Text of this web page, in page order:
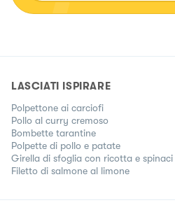
LASCIATI ISPIRARE
Polpettone ai carciofi
Pollo al curry cremoso
Bombette tarantine
Polpette di pollo e patate
Girella di sfoglia con ricotta e spinaci
Filetto di salmone al limone